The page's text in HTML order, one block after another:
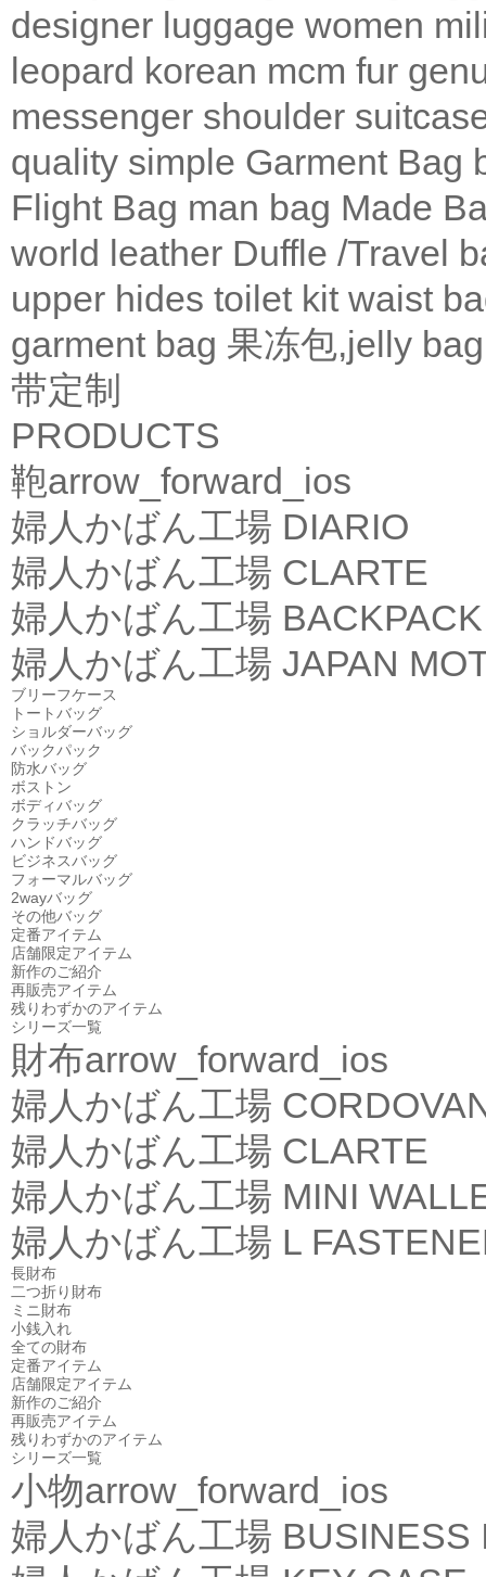
designer luggage women
leopard korean mcm fur
messenger shoulder
quality simple Garment Bag
Flight Bag man bag Made
world leather Duffle /Travel
upper hides toilet kit waist
garment bag 果冻包,jelly bag
带定制
PRODUCTS
鞄arrow_forward_ios
婦人かばん工場 DIARIO
婦人かばん工場 CLARTE
婦人かばん工場 BACKPACK
婦人かばん工場 JAPAN
ブリーフケース
トートバッグ
ショルダーバッグ
バックパック
防水バッグ
ボストン
ボディバッグ
クラッチバッグ
ハンドバッグ
ビジネスバッグ
フォーマルバッグ
2wayバッグ
その他バッグ
定番アイテム
店舗限定アイテム
新作のご紹介
再販売アイテム
残りわずかのアイテム
シリーズ一覧
財布arrow_forward_ios
婦人かばん工場
婦人かばん工場 CLARTE
婦人かばん工場 MINI
婦人かばん工場 L
長財布
二つ折り財布
ミニ財布
小銭入れ
全ての財布
定番アイテム
店舗限定アイテム
新作のご紹介
再販売アイテム
残りわずかのアイテム
シリーズ一覧
小物arrow_forward_ios
婦人かばん工場 BUSINESS